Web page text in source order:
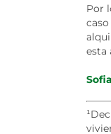
Por
esta
¹